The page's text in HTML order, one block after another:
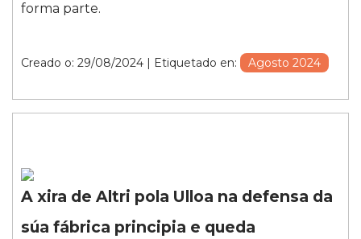
forma parte.
Creado o: 29/08/2024 | Etiquetado en: Agosto 2024
A xira de Altri pola Ulloa na defensa da
súa fábrica principia e queda